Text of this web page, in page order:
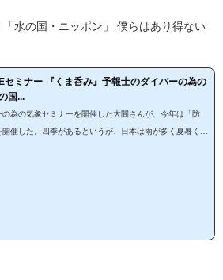
水の国・ニッポン」 僕らはあり得ない
セミナー 『くま呑み』予報士のダイバーの為の
国...
為の気象セミナーを開催した大間さんが、今年は「防
催した。四季があるというが、日本は雨が多く夏暑く冬